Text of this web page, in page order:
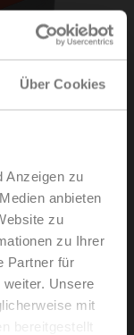
Über Cookies
Anzeigen zu
anbieten
zu
zu Ihrer
Partner für
Unsere
mit
AC/DC 24 V,
EUR 452,00